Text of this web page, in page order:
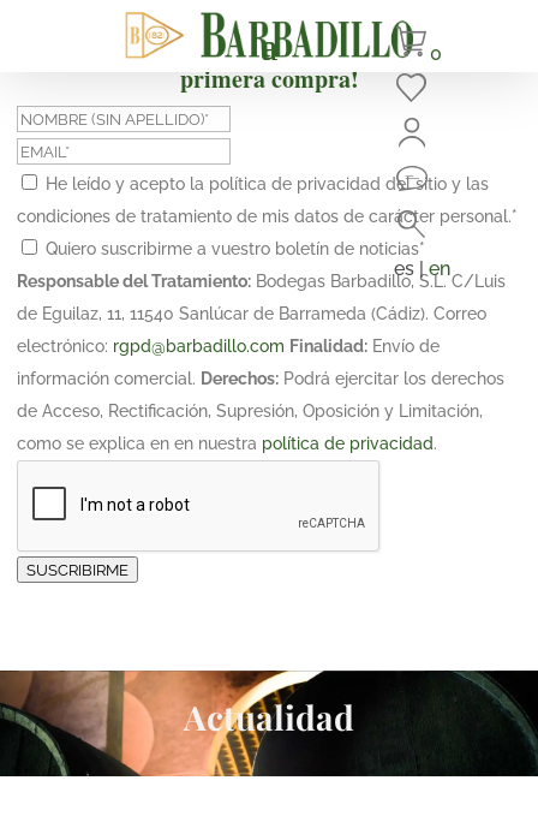
¡Suscríbete y obtén un 10% de descuento en tu
primera compra!
He leído y acepto la política de privacidad del sitio y las
condiciones de tratamiento de mis datos de carácter personal.*
Quiero suscribirme a vuestro boletín de noticias*
Responsable del Tratamiento: Bodegas Barbadillo, S.L. C/Luis
de Eguilaz, 11, 11540 Sanlúcar de Barrameda (Cádiz). Correo
electrónico: rgpd@barbadillo.com Finalidad: Envío de
información comercial. Derechos: Podrá ejercitar los derechos
de Acceso, Rectificación, Supresión, Oposición y Limitación,
como se explica en en nuestra política de privacidad.
SUSCRIBIRME
0
es |en
Actualidad